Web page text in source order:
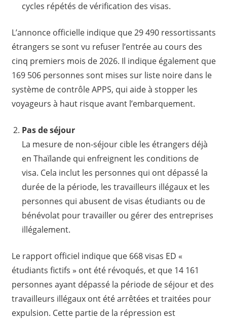
cycles répétés de vérification des visas.
L’annonce officielle indique que 29 490 ressortissants
étrangers se sont vu refuser l’entrée au cours des
cinq premiers mois de 2026. Il indique également que
169 506 personnes sont mises sur liste noire dans le
système de contrôle APPS, qui aide à stopper les
voyageurs à haut risque avant l’embarquement.
Pas de séjour
La mesure de non-séjour cible les étrangers déjà
en Thaïlande qui enfreignent les conditions de
visa. Cela inclut les personnes qui ont dépassé la
durée de la période, les travailleurs illégaux et les
personnes qui abusent de visas étudiants ou de
bénévolat pour travailler ou gérer des entreprises
illégalement.
Le rapport officiel indique que 668 visas ED «
étudiants fictifs » ont été révoqués, et que 14 161
personnes ayant dépassé la période de séjour et des
travailleurs illégaux ont été arrêtées et traitées pour
expulsion. Cette partie de la répression est